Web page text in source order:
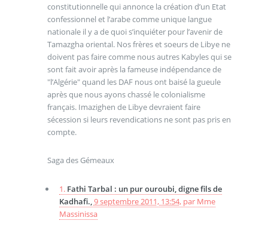
constitutionnelle qui annonce la création d’un Etat
confessionnel et l’arabe comme unique langue
nationale il y a de quoi s’inquiéter pour l’avenir de
Tamazgha oriental. Nos frères et soeurs de Libye ne
doivent pas faire comme nous autres Kabyles qui se
sont fait avoir après la fameuse indépendance de
"l’Algérie" quand les DAF nous ont baisé la gueule
après que nous ayons chassé le colonialisme
français. Imazighen de Libye devraient faire
sécession si leurs revendications ne sont pas pris en
compte.
Saga des Gémeaux
1. Fathi Tarbal : un pur ouroubi, digne fils de
Kadhafi.,9 septembre 2011, 13:54, par Mme
Massinissa